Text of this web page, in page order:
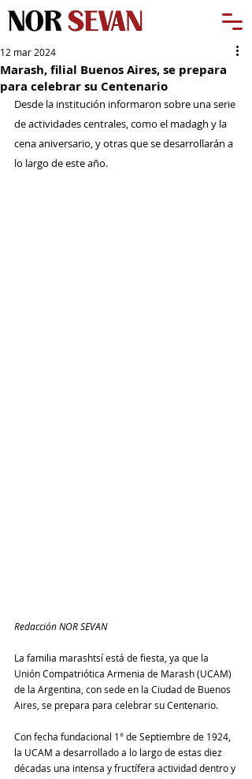
Marash, filial Buenos Aires, se prepara
para celebrar su Centenario
12 mar 2024
Desde la institución informaron sobre una serie
de actividades centrales, como el madagh y la
cena aniversario, y otras que se desarrollarán a
lo largo de este año.
Redacción NOR SEVAN
La familia marashtsí está de fiesta, ya que la
Unión Compatriótica Armenia de Marash (UCAM)
de la Argentina, con sede en la Ciudad de Buenos
Aires, se prepara para celebrar su Centenario.
Con fecha fundacional 1° de Septiembre de 1924,
la UCAM a desarrollado a lo largo de estas diez
décadas una intensa y fructífera actividad dentro y